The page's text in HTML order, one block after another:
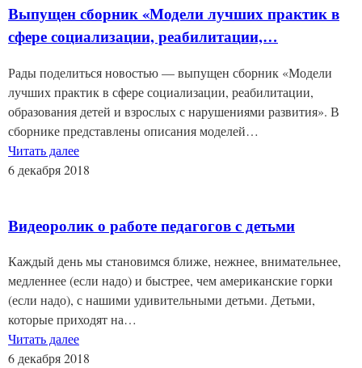
Выпущен сборник «Модели лучших практик в
сфере социализации, реабилитации,…
Рады поделиться новостью — выпущен сборник «Модели
лучших практик в сфере социализации, реабилитации,
образования детей и взрослых с нарушениями развития». В
сборнике представлены описания моделей…
Читать далее
6 декабря 2018
Видеоролик о работе педагогов с детьми
Каждый день мы становимся ближе, нежнее, внимательнее,
медленнее (если надо) и быстрее, чем американские горки
(если надо), с нашими удивительными детьми. Детьми,
которые приходят на…
Читать далее
6 декабря 2018